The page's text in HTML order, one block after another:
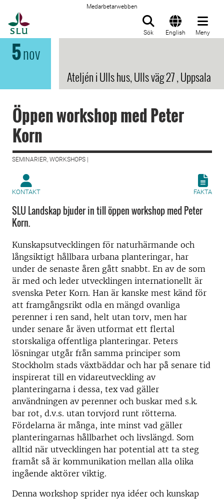
Medarbetarwebben
Sök English Meny
5nov
Ateljén i Ulls hus, Ulls väg 27 , Uppsala
Öppen workshop med Peter
Korn
SEMINARIER, WORKSHOPS |
KONTAKT FAKTA
SLU Landskap bjuder in till öppen workshop med Peter
Korn.
Kunskapsutvecklingen för naturhärmande och
långsiktigt hållbara urbana planteringar, har
under de senaste åren gått snabbt. En av de som
är med och leder utvecklingen internationellt är
svenska Peter Korn. Han är kanske mest känd för
att framgångsrikt odla en mängd ovanliga
perenner i ren sand, helt utan torv, men har
under senare år även utformat ett flertal
storskaliga offentliga planteringar. Peters
lösningar utgår från samma principer som
Stockholm stads växtbäddar och har på senare tid
inspirerat till en vidareutveckling av
planteringarna i dessa, tex vad gäller
användningen av perenner och buskar med s.k.
bar rot, d.v.s. utan torvjord runt rötterna.
Fördelarna är många, inte minst vad gäller
planteringarnas hållbarhet och livslängd. Som
alltid när utvecklingen har potential att ta steg
framåt så är kommunikation mellan alla olika
ingående aktörer viktig.
Denna workshop sprider nya idéer och kunskap